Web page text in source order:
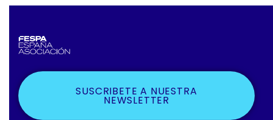
SUSCRIBETE A NUESTRA
NEWSLETTER